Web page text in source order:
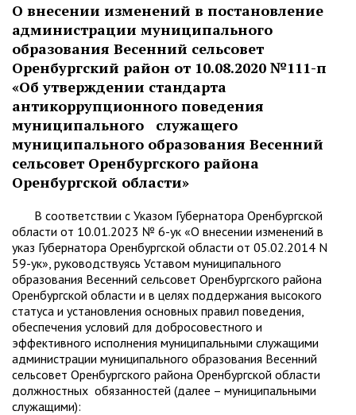
О внесении изменений в постановление
администрации муниципального
образования Весенний сельсовет
Оренбургский район от 10.08.2020 №111-п
«Об утверждении стандарта
антикоррупционного поведения
муниципального служащего
муниципального образования Весенний
сельсовет Оренбургского района
Оренбургской области»
В соответствии с Указом Губернатора Оренбургской
области от 10.01.2023 № 6-ук «О внесении изменений в
указ Губернатора Оренбургской области от 05.02.2014 N
59-ук», руководствуясь Уставом муниципального
образования Весенний сельсовет Оренбургского района
Оренбургской области и в целях поддержания высокого
статуса и установления основных правил поведения,
обеспечения условий для добросовестного и
эффективного исполнения муниципальными служащими
администрации муниципального образования Весенний
сельсовет Оренбургского района Оренбургской области
должностных обязанностей (далее – муниципальными
служащими):